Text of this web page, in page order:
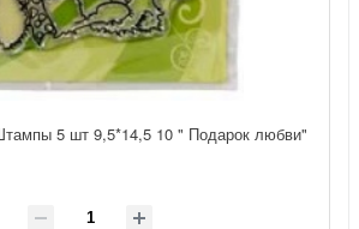
5 шт 9,5*14,5 10 " Подарок любви"